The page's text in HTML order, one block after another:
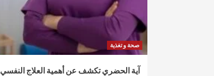
صحة و تغذية
آية الحضري تكشف عن أهمية العلاج النفسي